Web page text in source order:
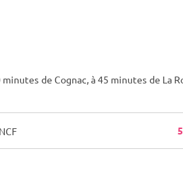
de Cognac, à 45 minutes de La